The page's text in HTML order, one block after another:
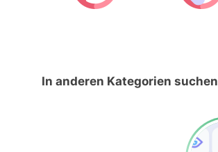
In anderen Kategorien suchen